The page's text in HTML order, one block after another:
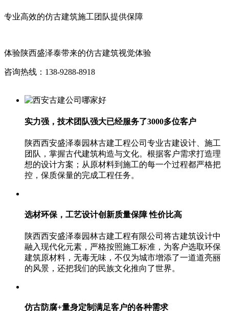
专业高效的仿古建筑施工团队提供保障
体验陕西盛泽泰带来的仿古建筑视觉体验
咨询热线：138-9288-8918
实力强，技术团队强大已经服务了3000多位客户
陕西西安盛泽泰园林古建工程公司专业古建设计、施工
团队，掌握古代建筑构造与文化。根据客户需求打造理
想的设计方案；从原材料到施工的每一个过程都严格把
控，保质保量的完成工程任务。
选材环保，工艺设计创新质量保障 性价比高
陕西西安盛泽泰园林古建工程有限公司将古建筑设计中
融入现代化元素，严格按照施工标准，为客户选取环保
建筑原材料，无毒无味，不仅为城市增添了一道道亮丽
的风景，还把我们的民族文化推向了世界。
仿古防腐+量身定制满足客户的各种需求